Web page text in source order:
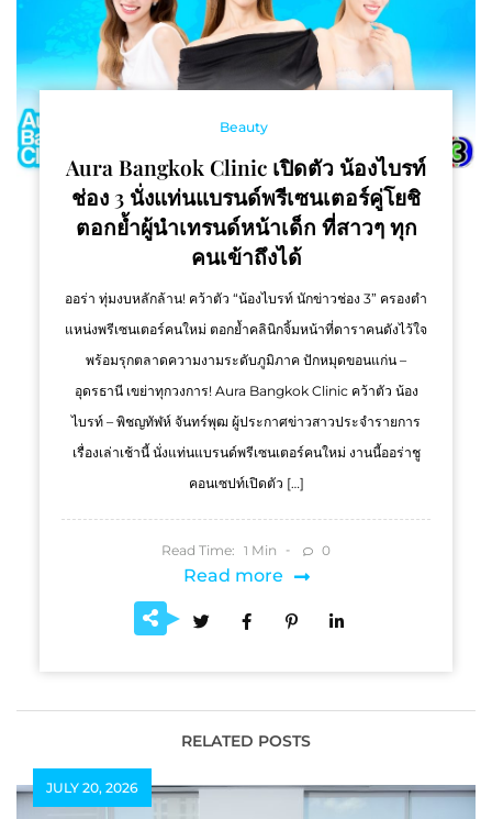
Beauty
Aura Bangkok Clinic เปิดตัว น้องไบรท์
ช่อง 3 นั่งแท่นแบรนด์พรีเซนเตอร์คู่โยชิ
ตอกย้ำผู้นำเทรนด์หน้าเด็ก ที่สาวๆ ทุก
คนเข้าถึงได้
ออร่า ทุ่มงบหลักล้าน! คว้าตัว “น้องไบรท์ นักข่าวช่อง 3” ครองตำ
แหน่งพรีเซนเตอร์คนใหม่ ตอกย้ำคลินิกจิ้มหน้าที่ดาราคนดังไว้ใจ
พร้อมรุกตลาดความงามระดับภูมิภาค ปักหมุดขอนแก่น –
อุดรธานี เขย่าทุกวงการ! Aura Bangkok Clinic คว้าตัว น้อง
ไบรท์ – พิชญทัฬห์ จันทร์พุฒ ผู้ประกาศข่าวสาวประจำรายการ
เรื่องเล่าเช้านี้ นั่งแท่นแบรนด์พรีเซนเตอร์คนใหม่ งานนี้ออร่าชู
คอนเซปท์เปิดตัว […]
Read Time: 1 Min 0
Read more
RELATED POSTS
JULY 20, 2026